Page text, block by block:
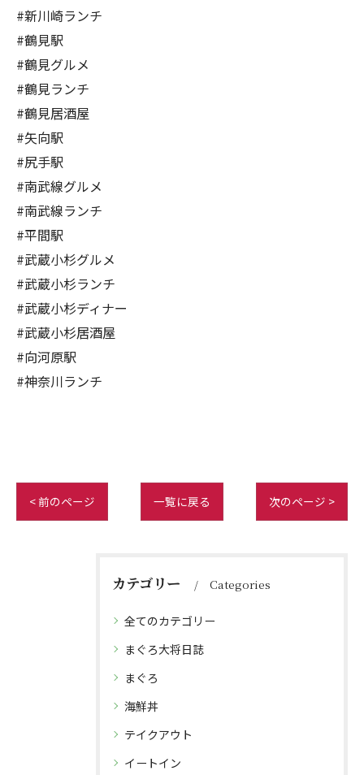
#新川崎ランチ
#鶴見駅
#鶴見グルメ
#鶴見ランチ
#鶴見居酒屋
#矢向駅
#尻手駅
#南武線グルメ
#南武線ランチ
#平間駅
#武蔵小杉グルメ
#武蔵小杉ランチ
#武蔵小杉ディナー
#武蔵小杉居酒屋
#向河原駅
#神奈川ランチ
< 前のページ 一覧に戻る 次のページ >
カテゴリー Categories
全てのカテゴリー
まぐろ大将日誌
まぐろ
海鮮丼
テイクアウト
イートイン